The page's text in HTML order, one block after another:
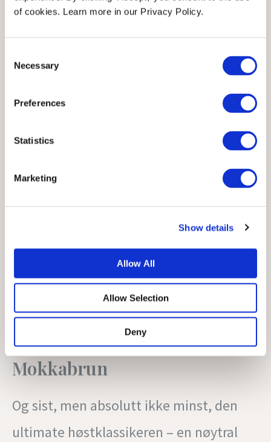
of cookies. Learn more in our Privacy Policy.
Selection
Necessary
Preferences
Statistics
Marketing
Show details
Allow All
Allow Selection
Deny
Den vil raskt bli en høstfavoritt da den er
høstgarderobe!
Mokkabrun
Og sist, men absolutt ikke minst, den
ultimate høstklassikeren – en nøytral